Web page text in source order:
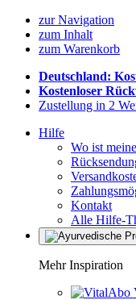
zur Navigation
zum Inhalt
zum Warenkorb
Deutschland:
Kostenloser
Zustellung in 2
Hilfe
Wo ist
Kontakt
Alle Hilfe-
Mehr Inspiration